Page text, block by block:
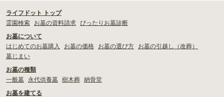
ライフドット トップ
霊園検索
お墓の資料請求 ぴったりお墓診断
お墓について
はじめてのお墓購入
お墓の価格 お墓の選び方
お墓の引越し（改葬）
墓じまい
お墓の種類
一般墓
永代供養墓 樹木葬 納骨堂
お墓を建てる